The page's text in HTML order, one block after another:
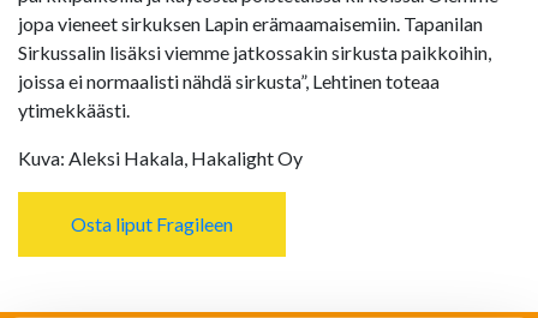
jopa vieneet sirkuksen Lapin erämaamaisemiin. Tapanilan
Sirkussalin lisäksi viemme jatkossakin sirkusta paikkoihin,
joissa ei normaalisti nähdä sirkusta”, Lehtinen toteaa
ytimekkäästi.
Kuva: Aleksi Hakala, Hakalight Oy
Osta liput Fragileen